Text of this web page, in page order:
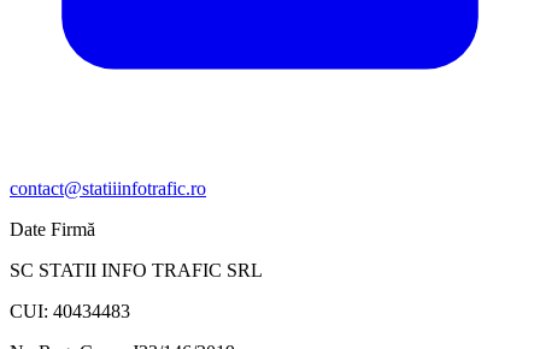
contact@statiiinfotrafic.ro
Date Firmă
SC STATII INFO TRAFIC SRL
CUI: 40434483